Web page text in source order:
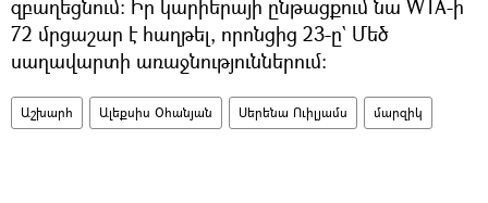
զբաղեցնում։ Իր կարիերայի ընթացքում նա WTA-ի
72 մրցաշար է հաղթել, որոնցից 23-ը` Մեծ
սաղավարտի առաջնություններում։
Աշխարհ Ալեքսիս Օհանյան Սերենա Ուիլյամս մարզիկ